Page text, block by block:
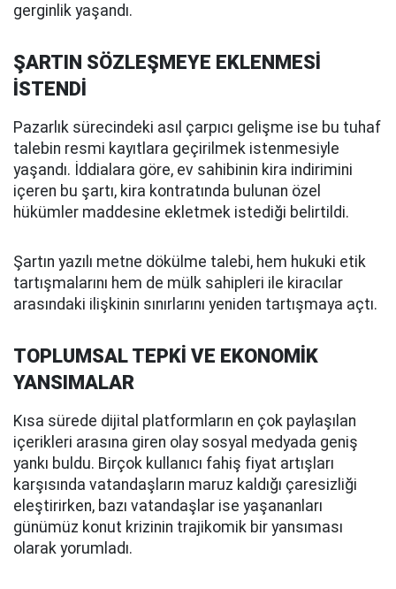
gerginlik yaşandı.
ŞARTIN SÖZLEŞMEYE EKLENMESİ
İSTENDİ
Pazarlık sürecindeki asıl çarpıcı gelişme ise bu tuhaf
talebin resmi kayıtlara geçirilmek istenmesiyle
yaşandı. İddialara göre, ev sahibinin kira indirimini
içeren bu şartı, kira kontratında bulunan özel
hükümler maddesine ekletmek istediği belirtildi.
Şartın yazılı metne dökülme talebi, hem hukuki etik
tartışmalarını hem de mülk sahipleri ile kiracılar
arasındaki ilişkinin sınırlarını yeniden tartışmaya açtı.
TOPLUMSAL TEPKİ VE EKONOMİK
YANSIMALAR
Kısa sürede dijital platformların en çok paylaşılan
içerikleri arasına giren olay sosyal medyada geniş
yankı buldu. Birçok kullanıcı fahiş fiyat artışları
karşısında vatandaşların maruz kaldığı çaresizliği
eleştirirken, bazı vatandaşlar ise yaşananları
günümüz konut krizinin trajikomik bir yansıması
olarak yorumladı.